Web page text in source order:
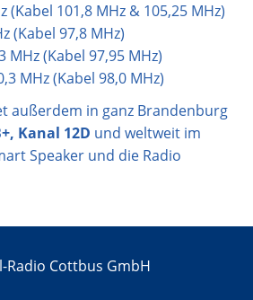
(Kabel 101,8 MHz & 105,25 MHz)
(Kabel 97,8 MHz)
MHz (Kabel 97,95 MHz)
MHz (Kabel 98,0 MHz)
außerdem in ganz Brandenburg
Kanal 12D und weltweit im
Speaker und die Radio
Radio Cottbus GmbH